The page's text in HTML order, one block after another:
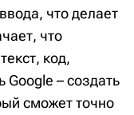
что делает
что
код,
– создать
сможет точно